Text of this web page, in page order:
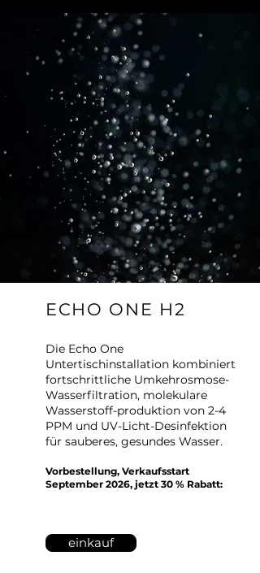
ECHO ONE H2
Die Echo One
Untertischinstallation kombiniert
fortschrittliche Umkehrosmose-
Wasserfiltration, molekulare
Wasserstoff-produktion von 2-4
PPM und UV-Licht-Desinfektion
für sauberes, gesundes Wasser.
Vorbestellung, Verkaufsstart
September 2026, jetzt 30 % Rabatt:
einkauf